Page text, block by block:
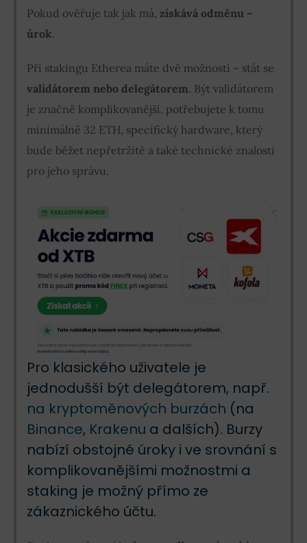
Pokud ověřuje tak jak má, získává odměnu –
úrok.
Při stakingu Etherea máte dvě možnosti – stát se
validátorem nebo delegátorem. Být validátorem
je značně komplikovanější, potřebujete k tomu
minimálně 32 ETH, specifický hardware, který
bude běžet nepřetržitě a také technické znalosti
pro jeho správu.
Pro klasického uživatele je
jednodušší být delegátorem, např.
na kryptoměnových burzách (na
Binance, Krakenu a dalších). Burzy
nabízí obstojné úroky i ve srovnání s
komplikovanějšími možnostmi a
staking je možný přímo ze
zákaznického účtu.